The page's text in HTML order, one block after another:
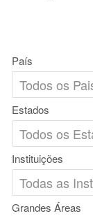
País
Estados
Instituições
Grandes Áreas